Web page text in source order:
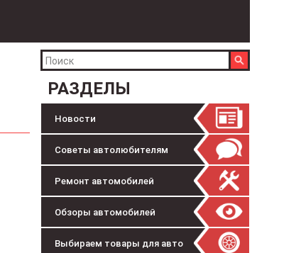
РАЗДЕЛЫ
Новости
Советы автолюбителям
Ремонт автомобилей
Обзоры автомобилей
Выбираем товары для авто